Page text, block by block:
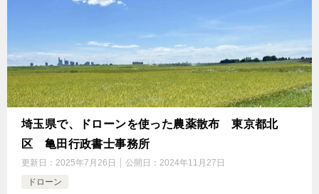
埼玉県で、ドローンを使った農薬散布 東京都北
区 亀田行政書士事務所
更新日： 2025年7月26日 公開日： 2024年11月27日
ドローン